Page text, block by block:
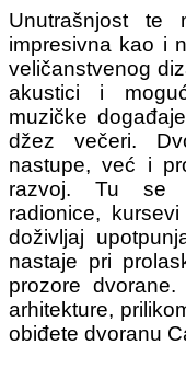
Unutrašnjost te
impresivna kao i
veličanstvenog
akustici i
muzičke
džez večeri.
nastupe, već i
razvoj. Tu se
radionice,
doživljaj
nastaje pri
prozore
arhitekture,
obiđete dvoranu